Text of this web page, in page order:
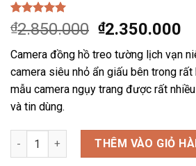
5.00 trên 5
dựa trên
1
₫2.850.000 Giá
là:
₫2.850.000.
₫2.350.000
Camera đồng hồ treo tường lịch vạn
camera siêu nhỏ ẩn giấu bên trong
mẫu camera ngụy trang được rất
và tin dùng.
Camera ngụy trang đồng hồ treo
THÊM VÀO GIỎ